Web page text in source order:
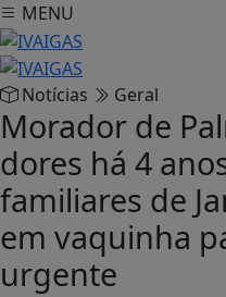
MENU
Notícias Geral
Morador de
dores há 4
familiares de
em vaquinha
urgente